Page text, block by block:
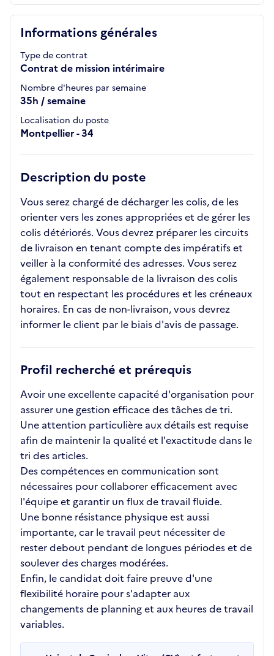
Informations générales
Type de contrat
Contrat de mission intérimaire
Nombre d'heures par semaine
35h / semaine
Localisation du poste
Montpellier - 34
Description du poste
Vous serez chargé de décharger les colis, de les
orienter vers les zones appropriées et de gérer les
colis détériorés. Vous devrez préparer les circuits
de livraison en tenant compte des impératifs et
veiller à la conformité des adresses. Vous serez
également responsable de la livraison des colis
tout en respectant les procédures et les créneaux
horaires. En cas de non-livraison, vous devrez
informer le client par le biais d'avis de passage.
Profil recherché et prérequis
Avoir une excellente capacité d'organisation pour
assurer une gestion efficace des tâches de tri.
Une attention particulière aux détails est requise
afin de maintenir la qualité et l'exactitude dans le
tri des articles.
Des compétences en communication sont
nécessaires pour collaborer efficacement avec
l'équipe et garantir un flux de travail fluide.
Une bonne résistance physique est aussi
importante, car le travail peut nécessiter de
rester debout pendant de longues périodes et de
soulever des charges modérées.
Enfin, le candidat doit faire preuve d'une
flexibilité horaire pour s'adapter aux
changements de planning et aux heures de travail
variables.